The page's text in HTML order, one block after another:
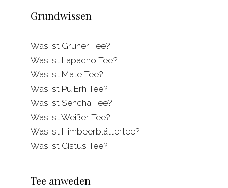
Grundwissen
Was ist Grüner Tee?
Was ist Lapacho Tee?
Was ist Mate Tee?
Was ist Pu Erh Tee?
Was ist Sencha Tee?
Was ist Weißer Tee?
Was ist Himbeerblättertee?
Was ist Cistus Tee?
Tee anweden